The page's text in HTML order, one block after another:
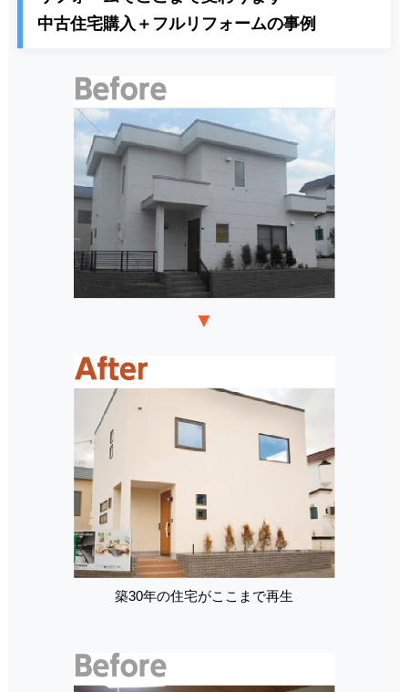
中古住宅購入＋フルリフォームの事例
▼
築30年の住宅がここまで再生